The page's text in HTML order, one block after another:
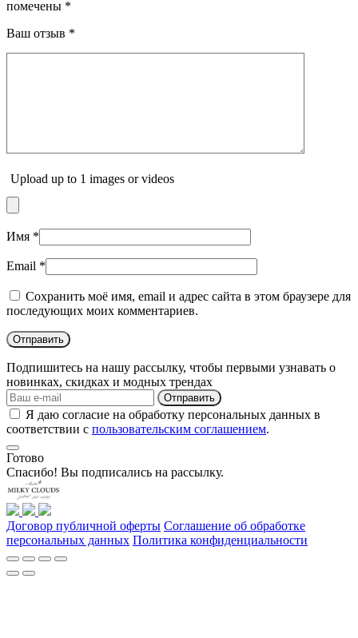
помечены *
Ваш отзыв *
Upload up to 1 images or videos
Имя *
Email *
Сохранить моё имя, email и адрес сайта в этом браузере для
последующих моих комментариев.
Подпишитесь на нашу рассылку, чтобы первыми узнавать о
новинках, скидках и модных трендах
Отправить
Я даю согласие на обработку персональных данных в
соответствии с пользовательским соглашением.
Готово
Спасибо! Вы подписались на рассылку.
Договор публичной оферты Соглашение об обработке
персональных данных Политика конфиденциальности